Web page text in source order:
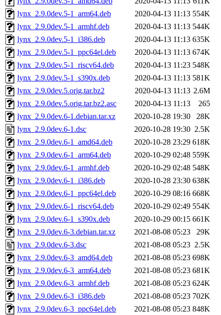
lynx_2.9.0dev.5-1_arm64.deb
2020-04-13 11:13 554K
lynx_2.9.0dev.5-1_armhf.deb
2020-04-13 11:13 544K
lynx_2.9.0dev.5-1_i386.deb
2020-04-13 11:13 635K
lynx_2.9.0dev.5-1_ppc64el.deb
2020-04-13 11:13 674K
lynx_2.9.0dev.5-1_riscv64.deb
2020-04-13 11:23 548K
lynx_2.9.0dev.5-1_s390x.deb
2020-04-13 11:13 581K
lynx_2.9.0dev.5.orig.tar.bz2
2020-04-13 11:13 2.6M
lynx_2.9.0dev.5.orig.tar.bz2.asc
2020-04-13 11:13
265
lynx_2.9.0dev.6-1.debian.tar.xz
2020-10-28 19:30
28K
lynx_2.9.0dev.6-1.dsc
2020-10-28 19:30 2.5K
lynx_2.9.0dev.6-1_amd64.deb
2020-10-28 23:29 618K
lynx_2.9.0dev.6-1_arm64.deb
2020-10-29 02:48 559K
lynx_2.9.0dev.6-1_armhf.deb
2020-10-29 02:48 548K
lynx_2.9.0dev.6-1_i386.deb
2020-10-28 23:30 638K
lynx_2.9.0dev.6-1_ppc64el.deb
2020-10-29 08:16 668K
lynx_2.9.0dev.6-1_riscv64.deb
2020-10-29 02:49 554K
lynx_2.9.0dev.6-1_s390x.deb
2020-10-29 00:15 661K
lynx_2.9.0dev.6-3.debian.tar.xz
2021-08-08 05:23
29K
lynx_2.9.0dev.6-3.dsc
2021-08-08 05:23 2.5K
lynx_2.9.0dev.6-3_amd64.deb
2021-08-08 05:23 698K
lynx_2.9.0dev.6-3_arm64.deb
2021-08-08 05:23 681K
lynx_2.9.0dev.6-3_armhf.deb
2021-08-08 05:23 624K
lynx_2.9.0dev.6-3_i386.deb
2021-08-08 05:23 702K
lynx_2.9.0dev.6-3_ppc64el.deb
2021-08-08 05:23 848K